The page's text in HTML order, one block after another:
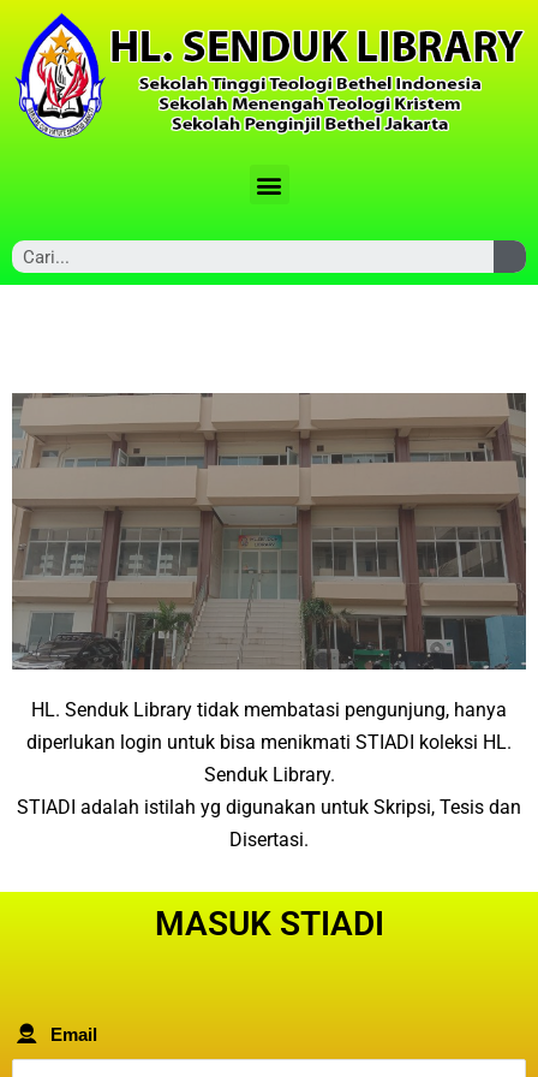
HL. Senduk Library tidak membatasi pengunjung, hanya
diperlukan login untuk bisa menikmati STIADI koleksi HL.
Senduk Library.
STIADI adalah istilah yg digunakan untuk Skripsi, Tesis dan
Disertasi.
MASUK STIADI
Email